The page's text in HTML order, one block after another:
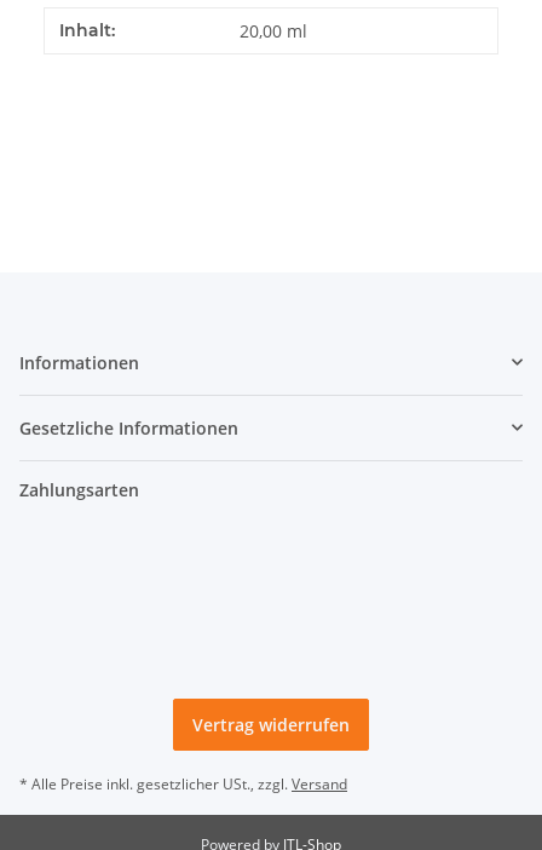
Inhalt: 20,00 ml
Informationen
Gesetzliche Informationen
Zahlungsarten
Vertrag widerrufen
* Alle Preise inkl. gesetzlicher USt., zzgl.Versand
Powered by JTL-Shop